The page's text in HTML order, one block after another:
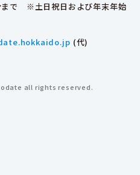
まで ※土日祝日および年末年始
(代)
all rights reserved.